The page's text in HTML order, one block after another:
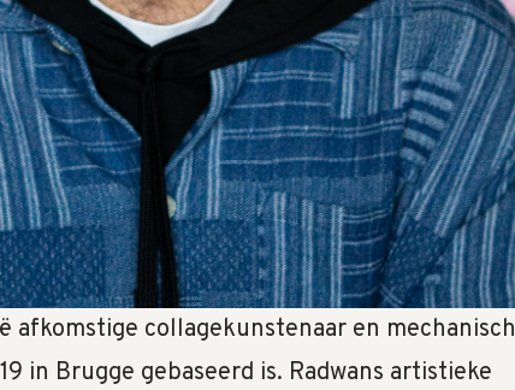
afkomstige collagekunstenaar en mechanisch
in Brugge gebaseerd is. Radwans artistieke